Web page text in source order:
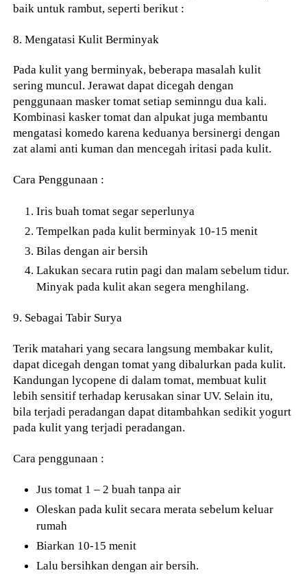
baik untuk rambut, seperti berikut :
8. Mengatasi Kulit Berminyak
Pada kulit yang berminyak, beberapa masalah kulit
sering muncul. Jerawat dapat dicegah dengan
penggunaan masker tomat setiap seminngu dua kali.
Kombinasi kasker tomat dan alpukat juga membantu
mengatasi komedo karena keduanya bersinergi dengan
zat alami anti kuman dan mencegah iritasi pada kulit.
Cara Penggunaan :
Iris buah tomat segar seperlunya
Tempelkan pada kulit berminyak 10-15 menit
Bilas dengan air bersih
Lakukan secara rutin pagi dan malam sebelum tidur.
Minyak pada kulit akan segera menghilang.
9. Sebagai Tabir Surya
Terik matahari yang secara langsung membakar kulit,
dapat dicegah dengan tomat yang dibalurkan pada kulit.
Kandungan lycopene di dalam tomat, membuat kulit
lebih sensitif terhadap kerusakan sinar UV. Selain itu,
bila terjadi peradangan dapat ditambahkan sedikit yogurt
pada kulit yang terjadi peradangan.
Cara penggunaan :
Jus tomat 1 – 2 buah tanpa air
Oleskan pada kulit secara merata sebelum keluar
rumah
Biarkan 10-15 menit
Lalu bersihkan dengan air bersih.